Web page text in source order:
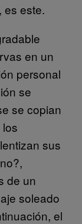
es este.
en un
personal
se
se copian
sus
de un
soleado
el